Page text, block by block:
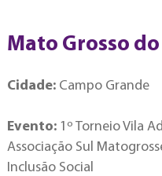
Mato Grosso do
Cidade: Campo Grande
Evento: 1º Torneio Vila
Associação Sul
Inclusão Social